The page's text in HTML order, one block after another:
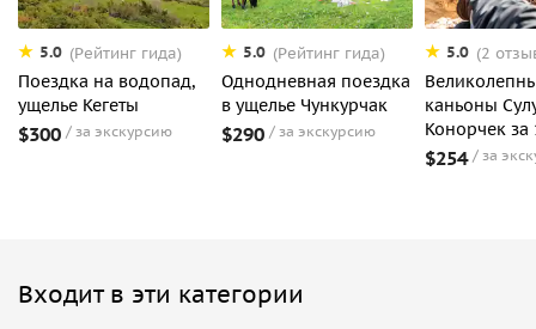
5.0 (Рейтинг гида)
Поездка на водопад,
ущелье Кегеты
$300 за экскурсию
5.0 (Рейтинг гида)
Однодневная поездка
в ущелье Чункурчак
$290 за экскурсию
5.0 (2
каньоны
Конорчек за
$254 за
Входит в эти категории